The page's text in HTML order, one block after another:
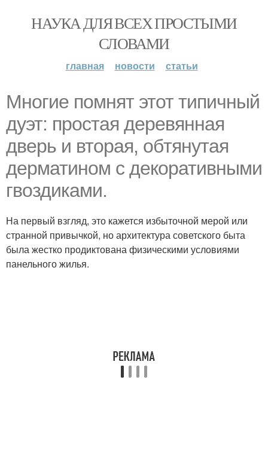
НАУКА ДЛЯ ВСЕХ ПРОСТЫМИ
СЛОВАМИ
главная новости статьи
Многие помнят этот типичный
дуэт: простая деревянная
дверь и вторая, обтянутая
дерматином с декоративными
гвоздиками.
На первый взгляд, это кажется избыточной мерой или
странной привычкой, но архитектура советского быта
была жестко продиктована физическими условиями
панельного жилья.